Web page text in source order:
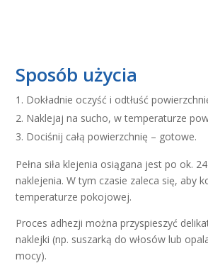
Sposób użycia
Dokładnie oczyść i odtłuść
Naklejaj na sucho, w temperaturze
Dociśnij całą powierzchnię – gotowe.
Pełna siła klejenia osiągana jest po ok.
naklejenia. W tym czasie zaleca się, aby
temperaturze pokojowej.
Proces adhezji można przyspieszyć
naklejki (np. suszarką do włosów lub
mocy).